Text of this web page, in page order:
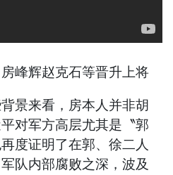
峰辉赵克石等晋升上将
来看，房本人并非胡
对军方高层尤其是〝郭
度证明了在郭、徐二人
队内部腐败之深，波及